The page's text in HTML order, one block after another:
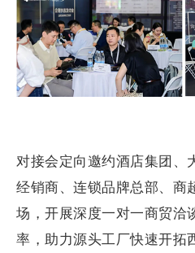
对接会定向邀约酒店集团、
经销商、连锁品牌总部、商
场，开展深度一对一商贸洽
率，助力源头工厂快速开拓